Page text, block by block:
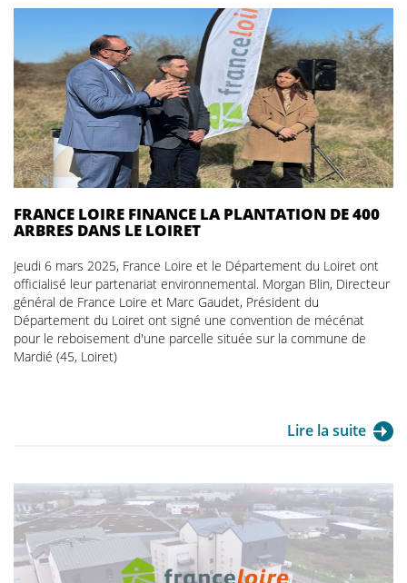
FRANCE LOIRE FINANCE LA PLANTATION DE 400
ARBRES DANS LE LOIRET
Jeudi 6 mars 2025, France Loire et le Département du Loiret ont
officialisé leur partenariat environnemental. Morgan Blin, Directeur
général de France Loire et Marc Gaudet, Président du
Département du Loiret ont signé une convention de mécénat
pour le reboisement d'une parcelle située sur la commune de
Mardié (45, Loiret)
Lire la suite